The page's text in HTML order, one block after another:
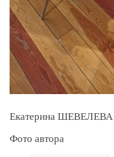
Екатерина ШЕВЕЛЕВА
Фото автора